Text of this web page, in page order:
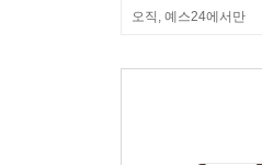
오직, 예스24에서만